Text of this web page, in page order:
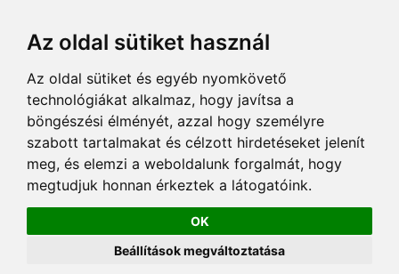
Az oldal sütiket használ
Az oldal sütiket és egyéb nyomkövető
technológiákat alkalmaz, hogy javítsa a
böngészési élményét, azzal hogy személyre
szabott tartalmakat és célzott hirdetéseket jelenít
meg, és elemzi a weboldalunk forgalmát, hogy
megtudjuk honnan érkeztek a látogatóink.
OK
Beállítások megváltoztatása